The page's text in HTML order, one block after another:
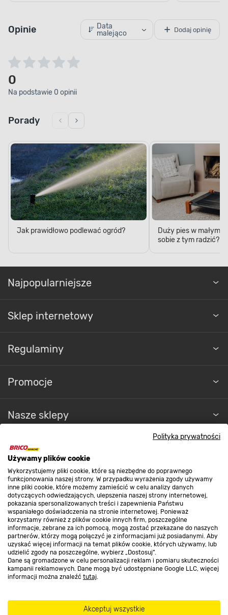
Polityka prywatności
Używamy plików cookie
Wykorzystujemy pliki cookie, które są niezbędne do poprawnego
funkcjonowania naszej strony. W przypadku wyrażenia zgody używamy
inne pliki cookie, które możemy zamieścić w celu analizy danych
dotyczących odwiedzających, ulepszenia naszej strony internetowej,
pokazania spersonalizowanych treści i zapewnienia Państwu
wspaniałego doświadczenia na stronie internetowej. Ponieważ
korzystamy również z plików cookie innych firm, poszczególne
informacje, zebrane za ich pomocą, mogą zostać przekazane do naszych
partnerów, którzy mogą połączyć je z informacjami już posiadanymi. Aby
uzyskać więcej informacji na temat plików cookie, których używamy, lub
udzielić zgody na poszczególne, wybierz „Dostosuj”.
Dane są gromadzone w celu personalizacji reklam i pomiaru skuteczności
kampanii reklamowych. Dane mogą być udostępniane Google LLC, więcej
informacji można znaleźć tutaj.
Akceptuj wszystkie
Opinie
Data
malejąco
Dodaj opinię
0
Na podstawie 0 opinii
Porady
Jak prawidłowo podlewać ogród?
Duży pies w małym
sobie z tym radzić?
Najpopularniejsze
Sklep internetowy
Regulaminy
Promocje
Nasze sklepy
O nas
Kontakt do sklepu
Strefa biznesu
Dołącz do nas